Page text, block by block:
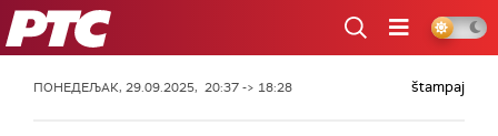
РТС
ПОНЕДЕЉАК, 29.09.2025, 20:37 -> 18:28 štampaj